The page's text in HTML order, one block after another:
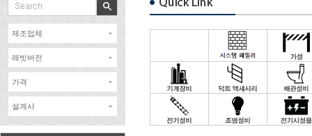
제조업체
레빗버전
가격
설계사